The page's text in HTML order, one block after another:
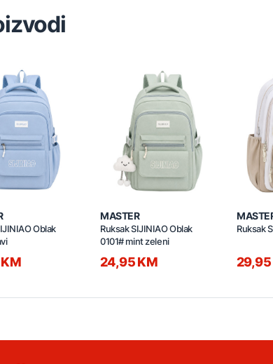
Oblak
MASTER
Ruksak SIJINIAO Oblak
0101# mint zeleni
24,95 KM
Ruksak
29,95